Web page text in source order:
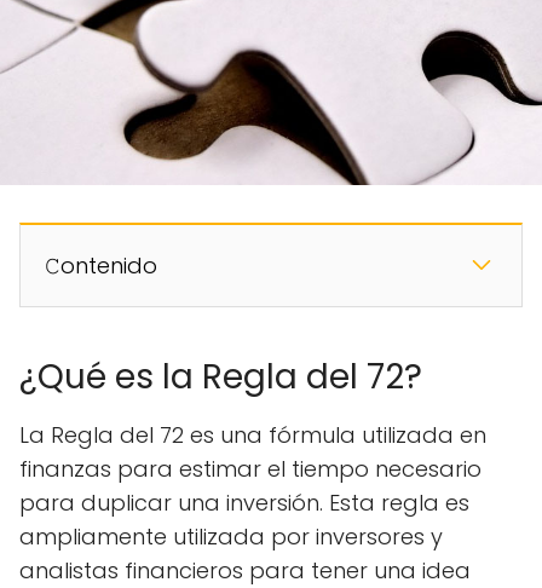
𝙲ontenido
¿Qué es la Regla del 72?
La Regla del 72 es una fórmula utilizada en
finanzas para estimar el tiempo necesario
para duplicar una inversión. Esta regla es
ampliamente utilizada por inversores y
analistas financieros para tener una idea